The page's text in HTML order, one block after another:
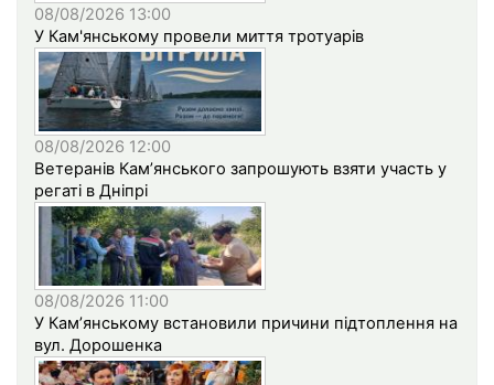
08/08/2026 13:00
У Кам'янському провели миття тротуарів
08/08/2026 12:00
Ветеранів Кам’янського запрошують взяти участь у
регаті в Дніпрі
08/08/2026 11:00
У Кам’янському встановили причини підтоплення на
вул. Дорошенка